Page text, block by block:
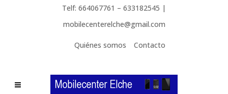
Telf: 664067761 – 633182545 |
mobilecenterelche@gmail.com
Quiénes somos Contacto